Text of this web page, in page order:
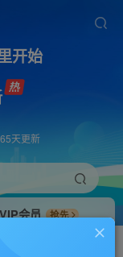
开始
天更新
VIP会员
抢先